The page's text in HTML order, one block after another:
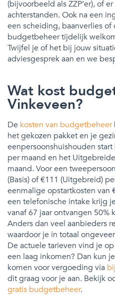
(bijvoorbeeld als ZZP’er), of
achterstanden. Ook na een
een scheiding, baanverlies of
budgetbeheer tijdelijk
Twijfel je of het bij jouw
adviesgesprek aan en we
Wat kost
Vinkeveen?
De kosten van budgetbeheer
het gekozen pakket en je
eenpersoonshuishouden
per maand en het
maand. Voor een
(Basis) of €111 (Uitgebreid)
eenmalige opstartkosten van
een telefonische intake krijg
vanaf 67 jaar ontvangen
Anders dan veel aanbieders
waardoor je in totaal
De actuele tarieven vind je
een laag inkomen? Dan kun
komen voor vergoeding via
dit graag voor je aan. Bekijk
gratis budgetbeheer.